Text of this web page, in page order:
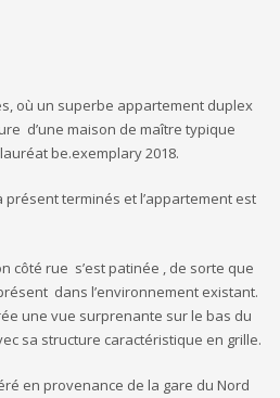
où un superbe appartement duplex
d’une maison de maître typique
be.exemplary 2018.
terminés et l’appartement est
côté rue s’est patinée , de sorte que
dans l’environnement existant.
une vue surprenante sur le bas du
sa structure caractéristique en grille.
en provenance de la gare du Nord